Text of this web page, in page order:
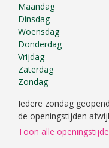
Maandag
Dinsdag
Woensdag
Donderdag
Vrijdag
Zaterdag
Zondag
Iedere zondag
de openingstijden
Toon alle